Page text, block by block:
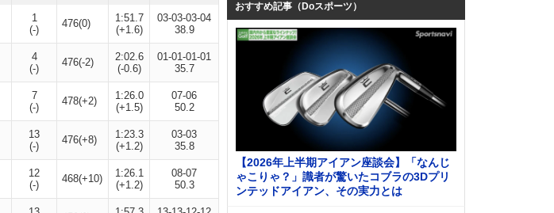
1
(-)
476(0)
1:51.7
(+1.6)
03-03-03-04
38.9
4
(-)
476(-2)
2:02.6
(-0.6)
01-01-01-01
35.7
7
(-)
478(+2)
1:26.0
(+1.5)
07-06
50.2
13
(-)
476(+8)
1:23.3
(+1.2)
03-03
35.8
12
(-)
468(+10)
1:26.1
(+1.2)
08-07
50.3
おすすめ記事（Doスポーツ）
【2026年上半期アイアン座談会】「なんじ
ゃこりゃ？」識者が驚いたコブラの3Dプリ
ンテッドアイアン、その実力とは